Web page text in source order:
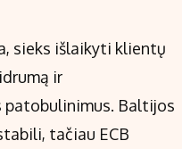
sieks išlaikyti klientų
ir
Baltijos
tačiau ECB